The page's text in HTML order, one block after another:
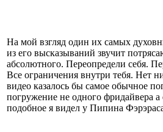
На мой взгляд один их самых
из его высказываний звучит
абсолютного. Переопредели себя.
Все ограничения внутри тебя. Нет
видео казалось бы самое обычное
погружение не одного фридайвера
подобное я видел у Пипина